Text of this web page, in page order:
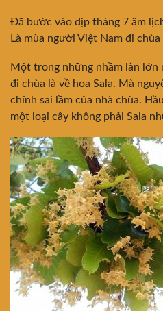
Đã bước vào dịp tháng 7 âm
Là mùa người Việt Nam đi
Một trong những nhầm lẫn lớn
đi chùa là về hoa Sala. Mà
chính sai lầm của nhà chùa.
một loại cây không phải Sala